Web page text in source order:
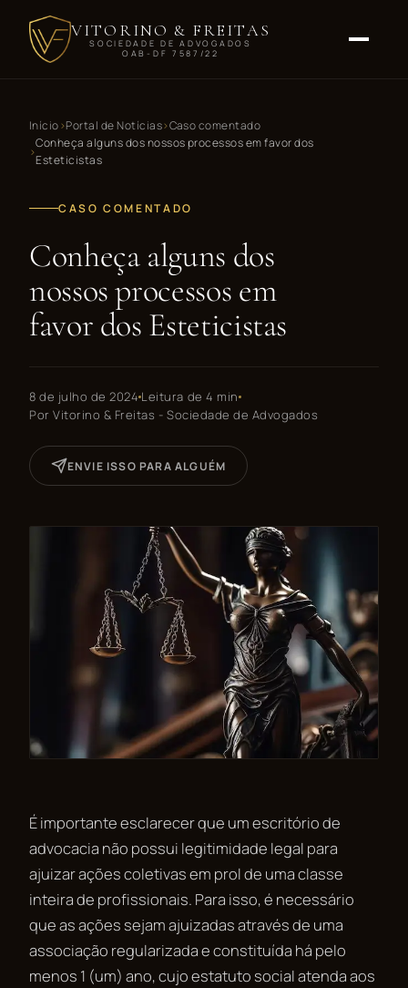
VITORINO & FREITAS
SOCIEDADE DE ADVOGADOS
OAB-DF 7587/22
Início Portal de Notícias Caso comentado
Conheça alguns dos nossos processos em favor dos
Esteticistas
CASO COMENTADO
Conheça alguns dos
nossos processos em
favor dos Esteticistas
8 de julho de 2024 Leitura de 4 min
PorVitorino & Freitas - Sociedade de Advogados
ENVIE ISSO PARA ALGUÉM
É importante esclarecer que um escritório de
advocacia não possui legitimidade legal para
ajuizar ações coletivas em prol de uma classe
inteira de profissionais. Para isso, é necessário
que as ações sejam ajuizadas através de uma
associação regularizada e constituída há pelo
menos 1 (um) ano, cujo estatuto social atenda aos